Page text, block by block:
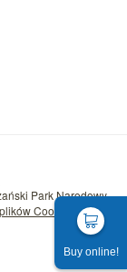
Park Narodowy
Cookie
Buy online!